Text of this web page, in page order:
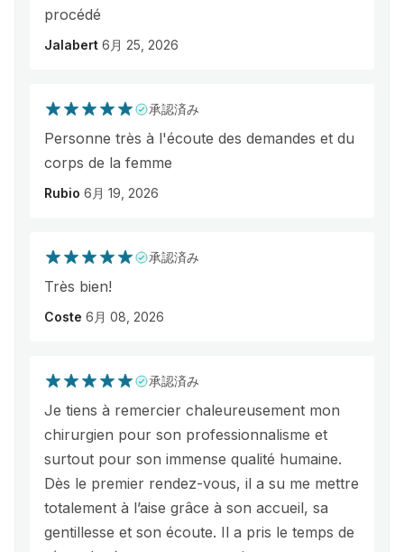
procédé
Jalabert 6月 25, 2026
承認済み
Personne très à l'écoute des demandes et du
corps de la femme
Rubio 6月 19, 2026
承認済み
Très bien!
Coste 6月 08, 2026
承認済み
Je tiens à remercier chaleureusement mon
chirurgien pour son professionnalisme et
surtout pour son immense qualité humaine.
Dès le premier rendez-vous, il a su me mettre
totalement à l’aise grâce à son accueil, sa
gentillesse et son écoute. Il a pris le temps de